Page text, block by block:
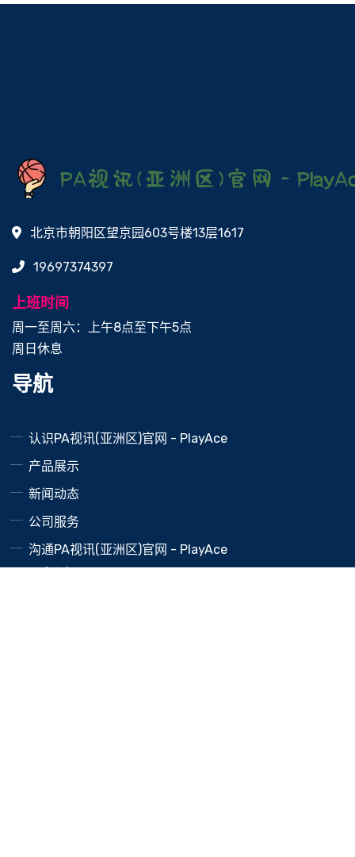
北京市朝阳区望京园603号楼13层1617
19697374397
上班时间
周一至周六：上午8点至下午5点
周日休息
导航
认识PA视讯(亚洲区)官网 - PlayAce
产品展示
新闻动态
公司服务
沟通PA视讯(亚洲区)官网 - PlayAce